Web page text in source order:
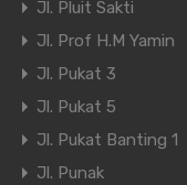
Jl. Pluit Sakti
Jl. Prof H.M Yamin
Jl. Pukat 3
Jl. Pukat 5
Jl. Pukat Banting 1
Jl. Punak